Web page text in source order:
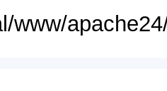
www/